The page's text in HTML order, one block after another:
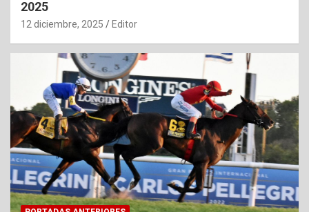
2025
12 diciembre, 2025 Editor